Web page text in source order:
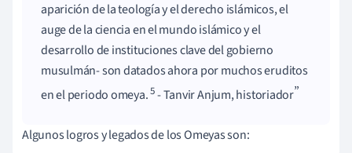
aparición de la teología y el derecho islámicos, el
auge de la ciencia en el mundo islámico y el
desarrollo de instituciones clave del gobierno
musulmán- son datados ahora por muchos eruditos
en el periodo omeya.5- Tanvir Anjum, historiador
Algunos logros y legados de los Omeyas son: